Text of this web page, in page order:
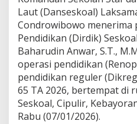
Laut (Danseskoal)
Condrowibowo
Pendidikan (Dirdik)
Baharudin Anwar, S.T.,
operasi pendidikan
pendidikan reguler
65 TA 2026, bertempat di
Seskoal, Cipulir,
Rabu (07/01/2026).